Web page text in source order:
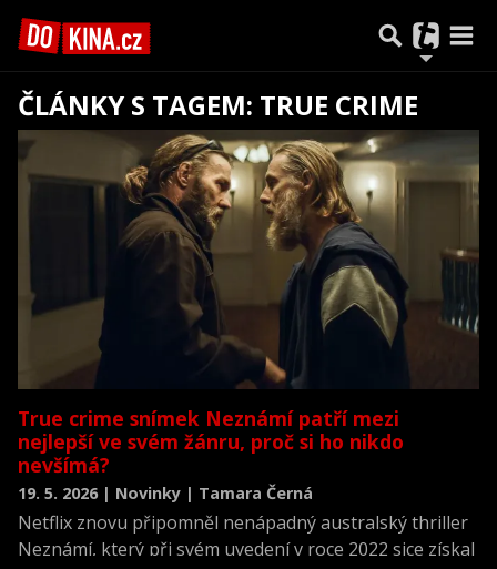
ČLÁNKY S TAGEM: TRUE CRIME
True crime snímek Neznámí patří mezi
nejlepší ve svém žánru, proč si ho nikdo
nevšímá?
19. 5. 2026 | Novinky | Tamara Černá
Netflix znovu připomněl nenápadný australský thriller
Neznámí, který při svém uvedení v roce 2022 sice získal